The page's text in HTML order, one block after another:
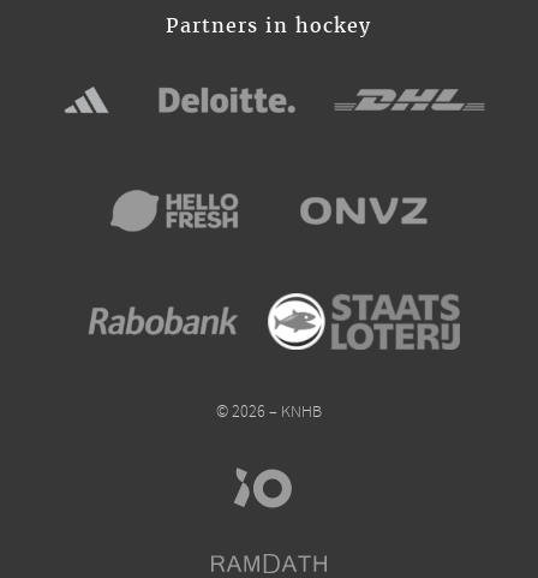
Partners in hockey
© 2026 – KNHB